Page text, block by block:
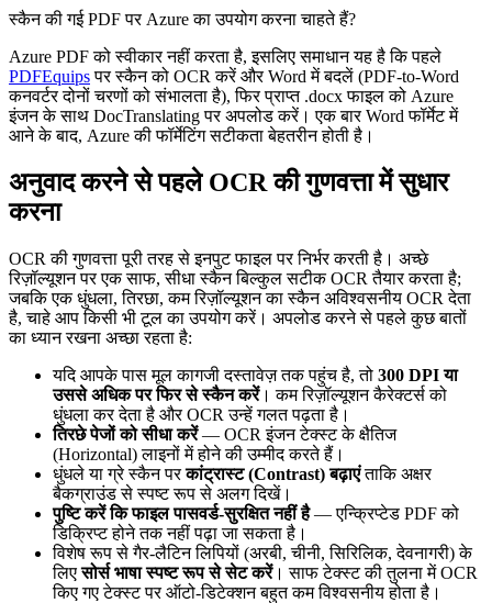
स्कैन की गई PDF पर Azure का उपयोग करना चाहते हैं?
Azure PDF को स्वीकार नहीं करता है, इसलिए समाधान यह है कि पहले
PDFEquipsपर स्कैन को OCR करें और Word में बदलें (PDF-to-Word
कनवर्टर दोनों चरणों को संभालता है), फिर प्राप्त .docx फाइल को Azure
इंजन के साथ DocTranslating पर अपलोड करें। एक बार Word फॉर्मेट में
आने के बाद, Azure की फॉर्मेटिंग सटीकता बेहतरीन होती है।
अनुवाद करने से पहले OCR की गुणवत्ता में सुधार
करना
OCR की गुणवत्ता पूरी तरह से इनपुट फाइल पर निर्भर करती है। अच्छे
रिज़ॉल्यूशन पर एक साफ, सीधा स्कैन बिल्कुल सटीक OCR तैयार करता है;
जबकि एक धुंधला, तिरछा, कम रिज़ॉल्यूशन का स्कैन अविश्वसनीय OCR देता
है, चाहे आप किसी भी टूल का उपयोग करें। अपलोड करने से पहले कुछ बातों
का ध्यान रखना अच्छा रहता है:
यदि आपके पास मूल कागजी दस्तावेज़ तक पहुंच है, तो 300 DPI या
उससे अधिक पर फिर से स्कैन करें। कम रिज़ॉल्यूशन कैरेक्टर्स को
धुंधला कर देता है और OCR उन्हें गलत पढ़ता है।
तिरछे पेजों को सीधा करें— OCR इंजन टेक्स्ट के क्षैतिज
(Horizontal) लाइनों में होने की उम्मीद करते हैं।
धुंधले या ग्रे स्कैन परकांट्रास्ट (Contrast) बढ़ाएंताकि अक्षर
बैकग्राउंड से स्पष्ट रूप से अलग दिखें।
पुष्टि करें कि फाइल पासवर्ड-सुरक्षित नहीं है— एन्क्रिप्टेड PDF को
डिक्रिप्ट होने तक नहीं पढ़ा जा सकता है।
विशेष रूप से गैर-लैटिन लिपियों (अरबी, चीनी, सिरिलिक, देवनागरी) के
लिएसोर्स भाषा स्पष्ट रूप से सेट करें। साफ टेक्स्ट की तुलना में OCR
किए गए टेक्स्ट पर ऑटो-डिटेक्शन बहुत कम विश्वसनीय होता है।